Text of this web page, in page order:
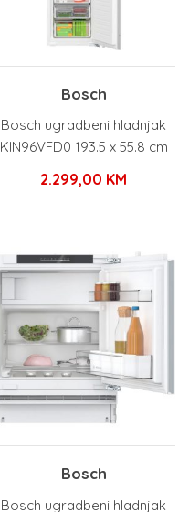
Bosch
Bosch ugradbeni hladnjak
KIN96VFD0 193.5 x 55.8 cm
2.299,00 KM
Bosch
Bosch ugradbeni hladnjak